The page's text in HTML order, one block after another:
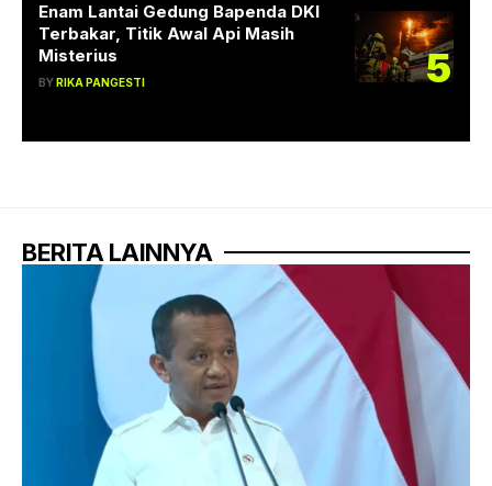
Enam Lantai Gedung Bapenda DKI
Terbakar, Titik Awal Api Masih
Misterius
BYRIKA PANGESTI 5
BERITA LAINNYA